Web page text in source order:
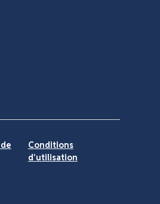
Conditions
d'utilisation